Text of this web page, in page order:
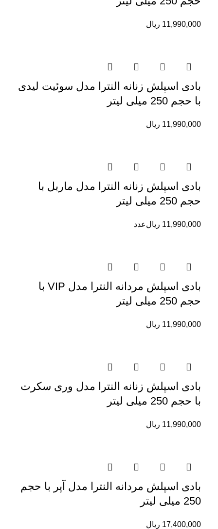
11,990,000 ریال
بادی اسپلش زنانه النترا مدل سوئیت لیدی
با حجم 250 میلی لیتر
11,990,000 ریال
بادی اسپلش زنانه النترا مدل ماربل با
حجم 250 میلی لیتر
11,990,000 ریالعدد
بادی اسپلش مردانه النترا مدل VIP با
حجم 250 میلی لیتر
11,990,000 ریال
بادی اسپلش زنانه النترا مدل وری سکرت
با حجم 250 میلی لیتر
11,990,000 ریال
بادی اسپلش مردانه النترا مدل آپر با حجم
250 میلی لیتر
17,400,000 ریال